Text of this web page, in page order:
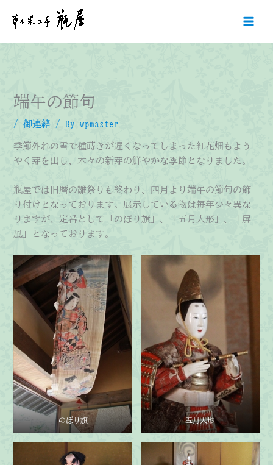
端午の節句
/御連絡 / Bywpmaster
季節外れの雪で種蒔きが遅くなってしまった紅花畑もよう
やく芽を出し、木々の新芽の鮮やかな季節となりました。
瓶屋では旧暦の雛祭りも終わり、四月より端午の節句の飾
り付けとなっております。展示している物は毎年少々異な
りますが、定番として「のぼり旗」、「五月人形」、「屏
風」となっております。
のぼり旗 五月人形